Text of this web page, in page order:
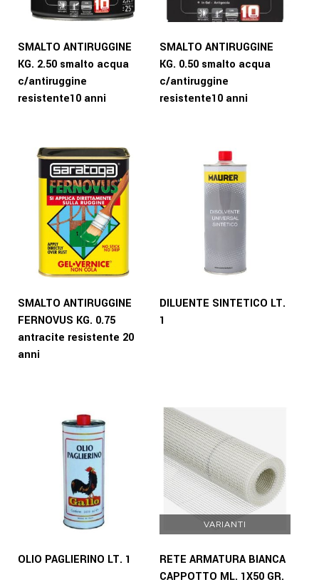
SMALTO ANTIRUGGINE
KG. 2.50 smalto acqua
c/antiruggine
resistente10 anni
SMALTO ANTIRUGGINE
KG. 0.50 smalto acqua
c/antiruggine
resistente10 anni
SMALTO ANTIRUGGINE
FERNOVUS KG. 0.75
antracite resistente 20
anni
DILUENTE SINTETICO LT.
1
OLIO PAGLIERINO LT. 1
VARIANTI
RETE ARMATURA BIANCA
CAPPOTTO ML. 1X50 GR.